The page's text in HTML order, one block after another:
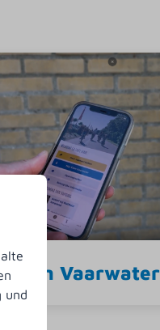
Klein Vaarwater
und